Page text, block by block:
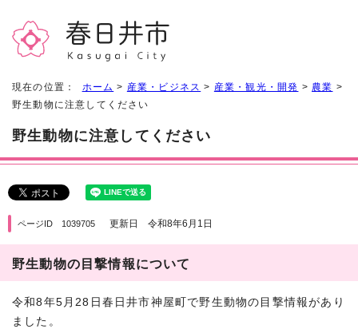
現在の位置： ホーム > 産業・ビジネス > 産業・観光・開発 > 農業 >
野生動物に注意してください
野生動物に注意してください
ページID 1039705 更新日 令和8年6月1日
野生動物の目撃情報について
令和8年5月28日春日井市神屋町で野生動物の目撃情報があり
ました。